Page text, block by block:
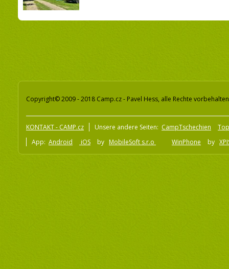
Copyright© 2009 - 2018 Camp.cz - Pavel Hess, alle Rechte vorbehalten
KONTAKT - CAMP.cz Unsere andere Seiten: CampTschechien
App: Android iOS by MobileSoft s.r.o WinPhone by